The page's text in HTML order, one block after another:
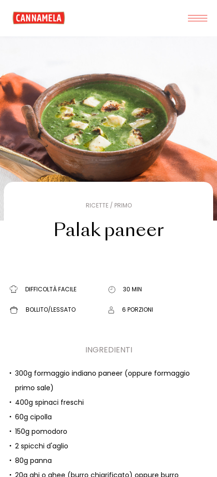
RICETTE / PRIMO
Palak paneer
DIFFICOLTÀ FACILE 30 MIN
BOLLITO/LESSATO 6 PORZIONI
INGREDIENTI
300g formaggio indiano paneer (oppure formaggio
primo sale)
400g spinaci freschi
60g cipolla
150g pomodoro
2 spicchi d'aglio
80g panna
20g ghi o ghee (burro chiarificato) oppure burro